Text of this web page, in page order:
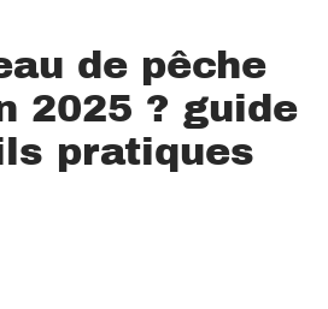
de pêche
2025 ? guide
pratiques